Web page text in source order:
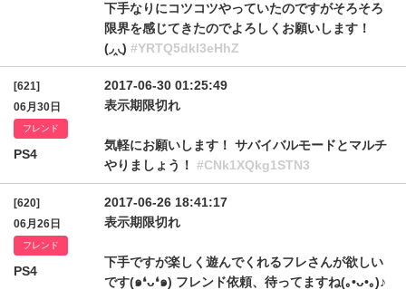
下手なりにコツコツやっていたのですがそろそろ
限界を感じてきたのでよろしくお願いします！
(◞‸◟) #YRTQ5dkl3eHhZ
[621]
06月30日
フレンド
PS4
2017-06-30 01:25:49
表示期限切れ
気軽にお願いします！ サバイバルモードとマルチ
やりましょう！ #CNk1XQkg1STN3
[620]
06月26日
フレンド
PS4
2017-06-26 18:41:17
表示期限切れ
下手ですが楽しく遊んでくれるフレさんが欲しい
です(๑❛ᴗ❛๑) フレンド依頼、待ってますね(｡•ᴗ•｡)♪